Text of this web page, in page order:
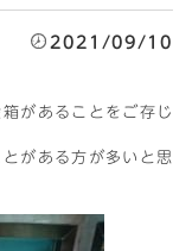
2021/09/10
があることをご存じ
がある方が多いと思